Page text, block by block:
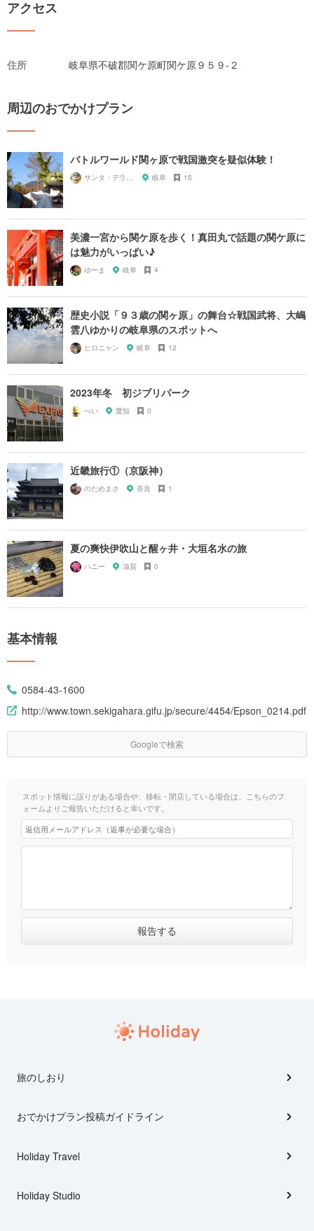
アクセス
住所 岐阜県不破郡関ケ原町関ケ原９５９-２
周辺のおでかけプラン
バトルワールド関ヶ原で戦国激突を疑似体験！
岐阜 15
美濃一宮から関ケ原を歩く！真田丸で話題の関ケ原に
は魅力がいっぱい♪
ゆーま 岐阜 4
歴史小説「９３歳の関ヶ原」の舞台☆戦国武将、大嶋
雲八ゆかりの岐阜県のスポットへ
ヒロニャン 岐阜 12
2023年冬 初ジブリパーク
ぺい 愛知 0
近畿旅行①（京阪神）
のだめまさ 奈良 1
夏の爽快伊吹山と醒ヶ井・大垣名水の旅
ハニー 滋賀 0
基本情報
0584-43-1600
http://www.town.sekigahara.gifu.jp/secure/4454/Epson_0214.pdf
Googleで検索
スポット情報に誤りがある場合や、移転・閉店している場合は、こちらのフ
ォームよりご報告いただけると幸いです。
旅のしおり
おでかけプラン投稿ガイドライン
Holiday Travel
Holiday Studio